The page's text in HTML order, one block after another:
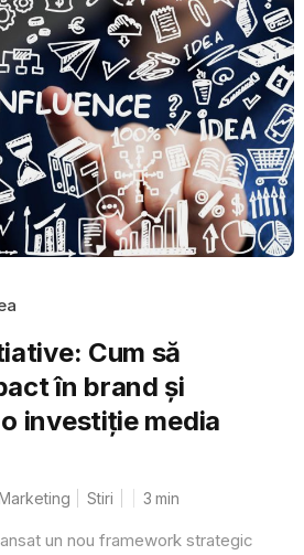
Cum să
în brand și
investiție media
Stiri 3 min
un nou framework strategic